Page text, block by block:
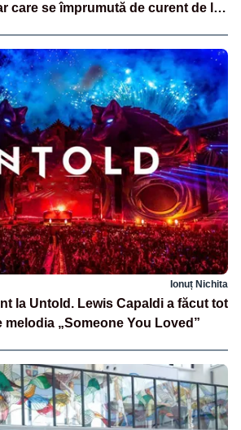
care se împrumută de curent de la
Ionuț Nichita
la Untold. Lewis Capaldi a făcut tot
„Someone You Loved”